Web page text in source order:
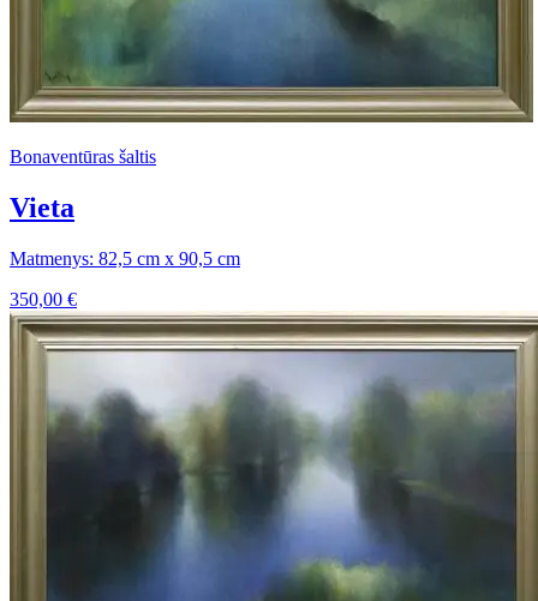
Bonaventūras šaltis
Vieta
Matmenys: 82,5 cm x 90,5 cm
350,00 €